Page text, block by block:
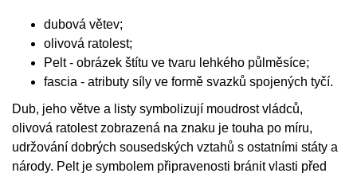
dubová větev;
olivová ratolest;
Pelt - obrázek štítu ve tvaru lehkého půlměsíce;
fascia - atributy síly ve formě svazků spojených tyčí.
Dub, jeho větve a listy symbolizují moudrost vládců,
olivová ratolest zobrazená na znaku je touha po míru,
udržování dobrých sousedských vztahů s ostatními státy a
národy. Pelt je symbolem připravenosti bránit vlasti před